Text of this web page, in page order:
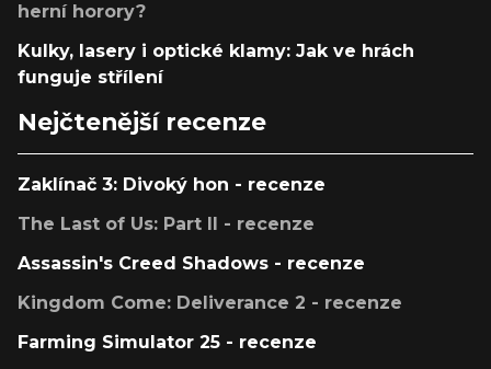
herní horory?
Kulky, lasery i optické klamy: Jak ve hrách
funguje střílení
Nejčtenější recenze
Zaklínač 3: Divoký hon - recenze
The Last of Us: Part II - recenze
Assassin's Creed Shadows - recenze
Kingdom Come: Deliverance 2 - recenze
Farming Simulator 25 - recenze